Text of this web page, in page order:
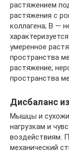
растяжением
растяжения с
коллагена; B —
умеренное
пространства
растяжение,
пространства
Дисбаланс
Мышцы и
нагрузкам и
воздействиям.
механический